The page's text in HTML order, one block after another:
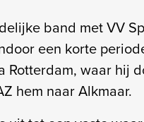
band met VV
een korte
Rotterdam, waar hij
hem naar Alkmaar.